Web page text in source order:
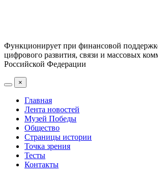
Функционирует при финансовой
цифрового развития, связи и массовых
Российской Федерации
×
Главная
Лента новостей
Музей Победы
Общество
Страницы истории
Точка зрения
Тесты
Контакты